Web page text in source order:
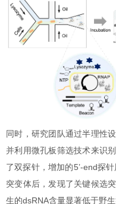
同时，研究团队通过半理性
并利用微孔板筛选技术来识
了双探针，增加的5’-end探
突变体后，发现了关键候选
生的dsRNA含量显著低于野